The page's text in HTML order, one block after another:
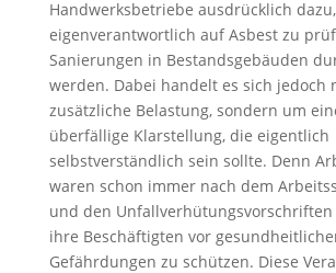
Handwerksbetriebe ausdrücklich dazu,
eigenverantwortlich auf Asbest zu
Sanierungen in Bestandsgebäuden
werden. Dabei handelt es sich jedoch
zusätzliche Belastung, sondern um
überfällige Klarstellung, die eigentlich
selbstverständlich sein sollte. Denn
waren schon immer nach dem
und den
ihre Beschäftigten vor
Gefährdungen zu schützen. Diese